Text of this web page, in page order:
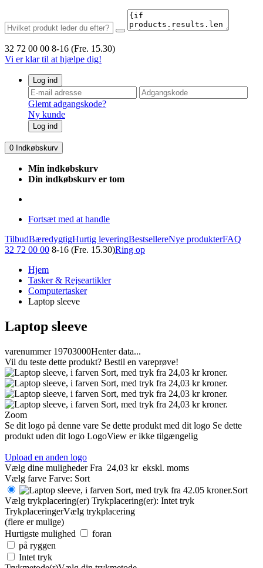
32 72 00 00 8-16 (Fre. 15.30)
Vi er klar til at hjælpe dig!
Log ind
Glemt adgangskode?
Ny kunde
Log ind
0 Indkøbskurv
Min indkøbskurv
Din indkøbskurv er tom
Fortsæt med at handle
TilbudBæredygtigHurtig leveringBestsellereNye produkterFAQ
32 72 00 00 8-16 (Fre. 15.30)Ring op
Hjem
Tasker & Rejseartikler
Computertasker
Laptop sleeve
Laptop sleeve
varenummer 19703000Henter data...
Vil du teste dette produkt? Bestil en vareprøve!
Zoom
Se dit logo på denne vare Se dette produkt med dit logo Se dette
produkt uden dit logo LogoView er ikke tilgængelig
Upload en anden logo
Vælg dine muligheder Fra 24,03 kr ekskl. moms
Vælg farve Farve: Sort
Sort
Vælg trykplacering(er) Trykplacering(er): Intet tryk
TrykplaceringerVælg trykplacering
(flere er mulige)
Hurtigste mulighed
foran
på ryggen
Intet tryk